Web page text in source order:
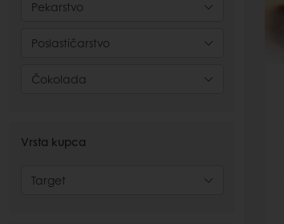
Pekarstvo
Poslastičarstvo
Čokolada
Vrsta kupca
Target